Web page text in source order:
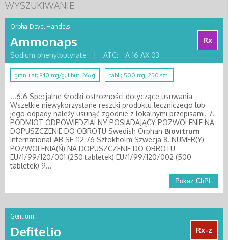
WYSZUKIWANIE
Orpha-Devel Handels
Ammonaps
Rx
Sodium phenylbutyrate
| ATC: A 16 AX 03
granulat; 940 mg/g, 1 but. 266 g tabl.; 500 mg, 250 szt.
...6.6 Specjalne środki ostrożności dotyczące usuwania
Wszelkie niewykorzystane resztki produktu leczniczego lub
jego odpady należy usunąć zgodnie z lokalnymi przepisami. 7.
PODMIOT ODPOWIEDZIALNY POSIADAJĄCY POZWOLENIE NA
DOPUSZCZENIE DO OBROTU Swedish Orphan Biovitrum
International AB SE-112 76 Sztokholm Szwecja 8. NUMER(Y)
POZWOLENIA(Ń) NA DOPUSZCZENIE DO OBROTU
EU/1/99/120/001 (250 tabletek) EU/1/99/120/002 (500
tabletek) 9...
Pokaż ChPL
Gentium
Defitelio
Rx-z